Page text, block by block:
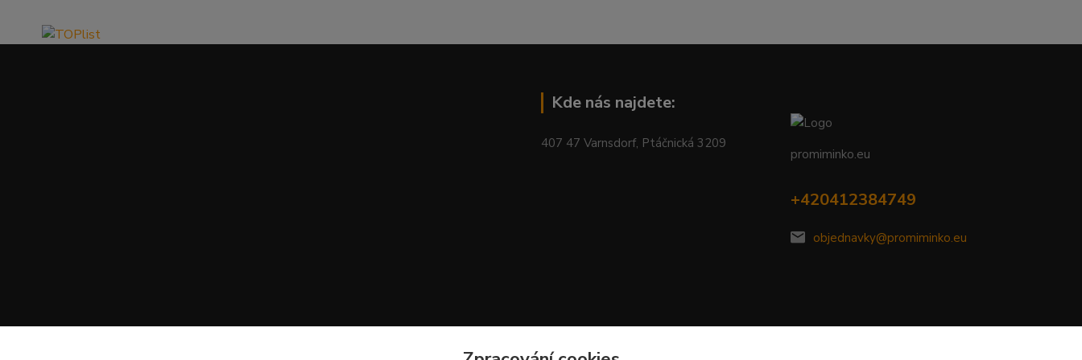
Kde nás najdete:
407 47 Varnsdorf, Ptáčnická 3209
promiminko.eu
+420412384749
objednavky@promiminko.eu